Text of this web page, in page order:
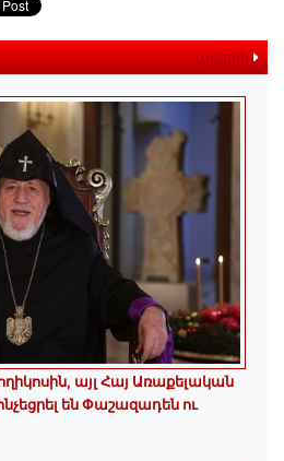
ավելին
այլ Հայ Առաքելական
են Փաշազադեն ու